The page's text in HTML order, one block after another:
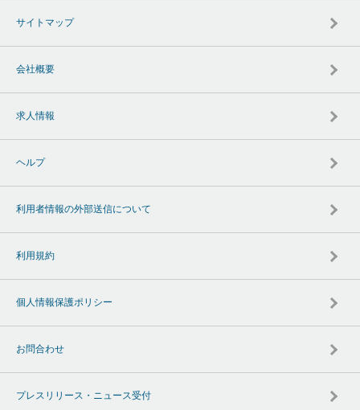
サイトマップ
会社概要
求人情報
ヘルプ
利用者情報の外部送信について
利用規約
個人情報保護ポリシー
お問合わせ
プレスリリース・ニュース受付